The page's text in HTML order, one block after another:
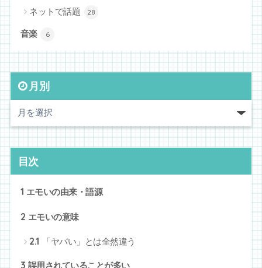
ネットで話題 28
音楽 6
月別
目次
1 エモいの由来・語源
2 エモいの意味
2.1 「ヤバい」とは全然違う
3